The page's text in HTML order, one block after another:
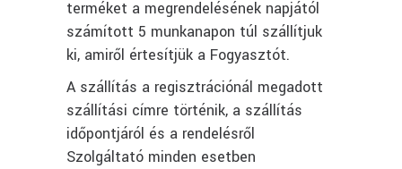
terméket a megrendelésének napjától
számított 5 munkanapon túl szállítjuk
ki, amiről értesítjük a Fogyasztót.
A szállítás a regisztrációnál megadott
szállítási címre történik, a szállítás
időpontjáról és a rendelésről
Szolgáltató minden esetben